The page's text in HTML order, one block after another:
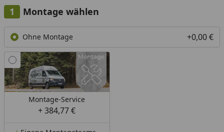
Montage wählen
Ohne Montage +0,00 €
Montage-Service
+ 384,77 €